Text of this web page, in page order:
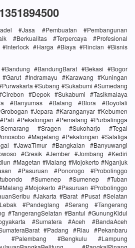
#Jasa #Pembuatan #Pembangunan
#Berkualitas #Terpercaya #Profesional
#Harga #Biaya #Rincian #Bisnis
#BandungBarat #Bekasi #Bogor
#Indramayu #Karawang #Kuningan
#Subang #Sukabumi #Sumedang
#Depok #Sukabumi #Tasikmalaya
#Banyumas #Batang #Blora #Boyolali
#Jepara #Karanganyar #Kebumen
#Pekalongan #Pemalang #Purbalingga
#Sragen #Sukoharjo #Tegal
#Magelang #Pekalongan #Salatiga
#JawaTimur #Bangkalan #Banyuwangi
#Gresik #Jember #Jombang #Kediri
#Magetan #Malang #Mojokerto #Nganjuk
#Pasuruan #Ponorogo #Probolinggo
#Sumenep #Sumenep #Tuban
#Mojokerto #Pasuruan #Probolinggo
#Jakarta #Barat #Pusat #Selatan
#Pandeglang #Serang #Tangerang
#TangerangSelatan #Bantul #GunungKidul
#Sumatera #Aceh #BandaAceh
#Padang #Riau #Pekanbaru
#Palembang #Bengkulu #Lampung